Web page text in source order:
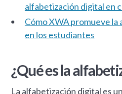
alfabetización digital en
Cómo XWA promueve
en los estudiantes
¿Qué es la
La alfabetización digital es